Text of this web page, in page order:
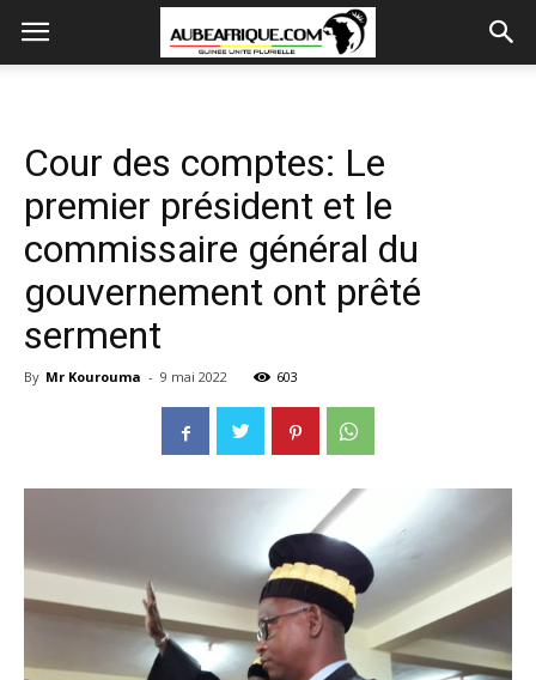
Cour des comptes: Le
premier président et le
commissaire général du
gouvernement ont prêté
serment
By Mr Kourouma - 9 mai 2022 603